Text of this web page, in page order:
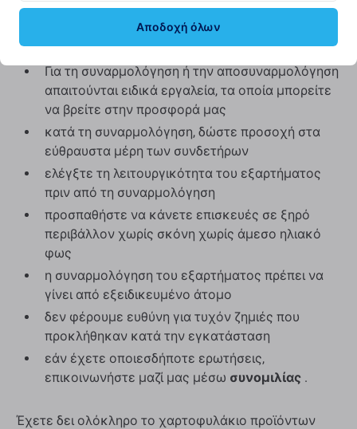
Συναρμολόγηση και συμβουλές:
Για τη συναρμολόγηση ή την αποσυναρμολόγηση
απαιτούνται ειδικά εργαλεία, τα οποία μπορείτε
να βρείτε στην προσφορά μας
κατά τη συναρμολόγηση, δώστε προσοχή στα
εύθραυστα μέρη των συνδετήρων
ελέγξτε τη λειτουργικότητα του εξαρτήματος
πριν από τη συναρμολόγηση
προσπαθήστε να κάνετε επισκευές σε ξηρό
περιβάλλον χωρίς σκόνη χωρίς άμεσο ηλιακό
φως
η συναρμολόγηση του εξαρτήματος πρέπει να
γίνει από εξειδικευμένο άτομο
δεν φέρουμε ευθύνη για τυχόν ζημιές που
προκλήθηκαν κατά την εγκατάσταση
εάν έχετε οποιεσδήποτε ερωτήσεις,
επικοινωνήστε μαζί μας μέσω συνομιλίας .
Έχετε δει ολόκληρο το χαρτοφυλάκιο προϊόντων
Αποδοχή όλων